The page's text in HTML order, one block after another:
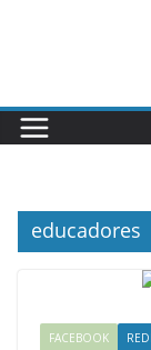
educadores
FACEBOOK